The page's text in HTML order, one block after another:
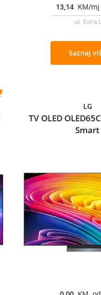
13,14 KM/
uz Extra L
Saznaj
LG
TV OLED
Smart